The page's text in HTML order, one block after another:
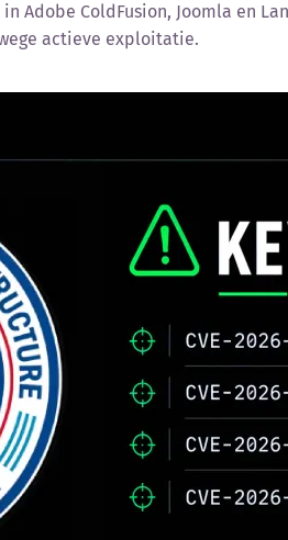
Adobe ColdFusion, Joomla en
actieve exploitatie.